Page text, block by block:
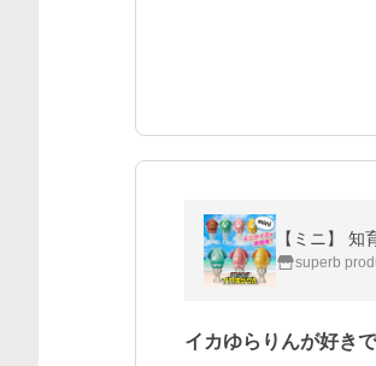
【ミニ】
superb
イカゆらりんが好き